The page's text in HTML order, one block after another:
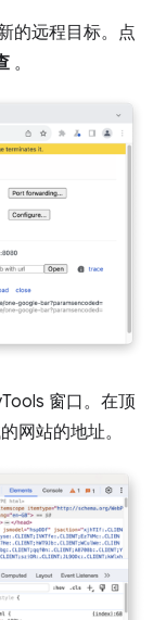
的远程目标。点
。
窗口。在顶
网站的地址。